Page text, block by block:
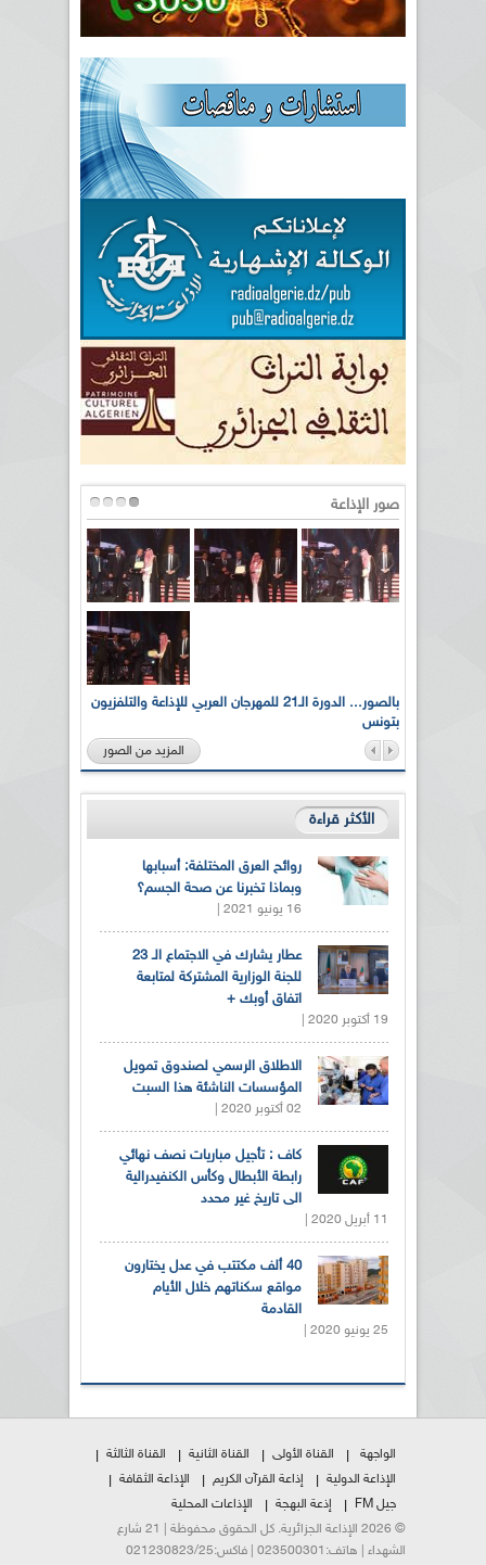
صور الإذاعة
بالصور... الدورة الـ21 للمهرجان العربي للإذاعة والتلفزيون
بتونس
المزيد من الصور
الأكثر قراءة
روائح العرق المختلفة: أسبابها
وبماذا تخبرنا عن صحة الجسم؟
16 يونيو 2021 |
عطار يشارك في الاجتماع الـ 23
للجنة الوزارية المشتركة لمتابعة
اتفاق أوبك +
19 أكتوبر 2020 |
الاطلاق الرسمي لصندوق تمويل
المؤسسات الناشئة هذا السبت
02 أكتوبر 2020 |
كاف : تأجيل مباريات نصف نهائي
رابطة الأبطال وكأس الكنفيدرالية
الى تاريخ غير محدد
11 أبريل 2020 |
40 ألف مكتتب في عدل يختارون
مواقع سكناتهم خلال الأيام
القادمة
25 يونيو 2020 |
الواجهة القناة الأولى القناة الثانية
القناة الثالثة
الإذاعة الدولية
إذاعة القرآن الكريم
الإذاعة الثقافة
جيل FM
إذعة البهجة
الإذاعات المحلية
© 2026 الإذاعة الجزائرية. كل الحقوق محفوظة | 21 شارع
الشهداء | هاتف:023500301 | فاكس:021230823/25